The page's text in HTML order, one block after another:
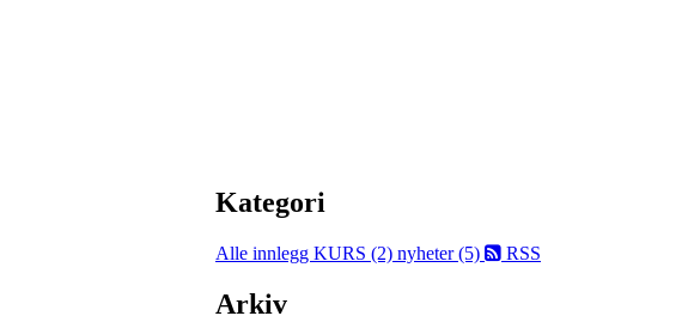
Kategori
Alle innlegg KURS (2) nyheter (5) RSS
Arkiv